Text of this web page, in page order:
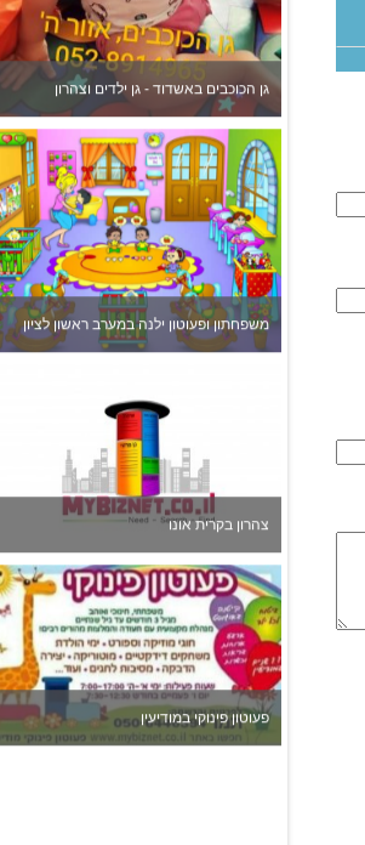
גן הכוכבים באשדוד - גן ילדים וצהרון
משפחתון ופעוטון ילנה במערב ראשון לציון
צהרון בקרית אונו
פעוטון פינוקי במודיעין